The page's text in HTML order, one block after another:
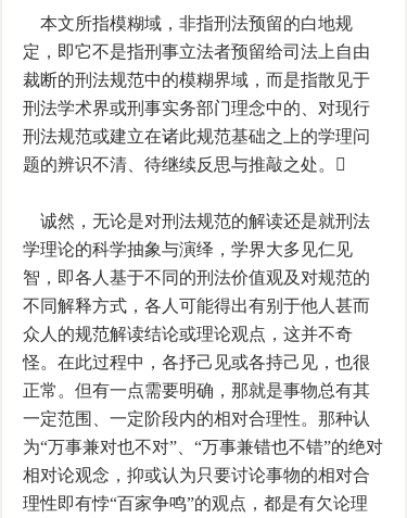
本文所指模糊域，非指刑法预留的白地规
定，即它不是指刑事立法者预留给司法上自由
裁断的刑法规范中的模糊界域，而是指散见于
刑法学术界或刑事实务部门理念中的、对现行
刑法规范或建立在诸此规范基础之上的学理问
题的辨识不清、待继续反思与推敲之处。
诚然，无论是对刑法规范的解读还是就刑法
学理论的科学抽象与演绎，学界大多见仁见
智，即各人基于不同的刑法价值观及对规范的
不同解释方式，各人可能得出有别于他人甚而
众人的规范解读结论或理论观点，这并不奇
怪。在此过程中，各抒己见或各持己见，也很
正常。但有一点需要明确，那就是事物总有其
一定范围、一定阶段内的相对合理性。那种认
为“万事兼对也不对”、“万事兼错也不错”的绝对
相对论观念，抑或认为只要讨论事物的相对合
理性即有悖“百家争鸣”的观点，都是有欠论理